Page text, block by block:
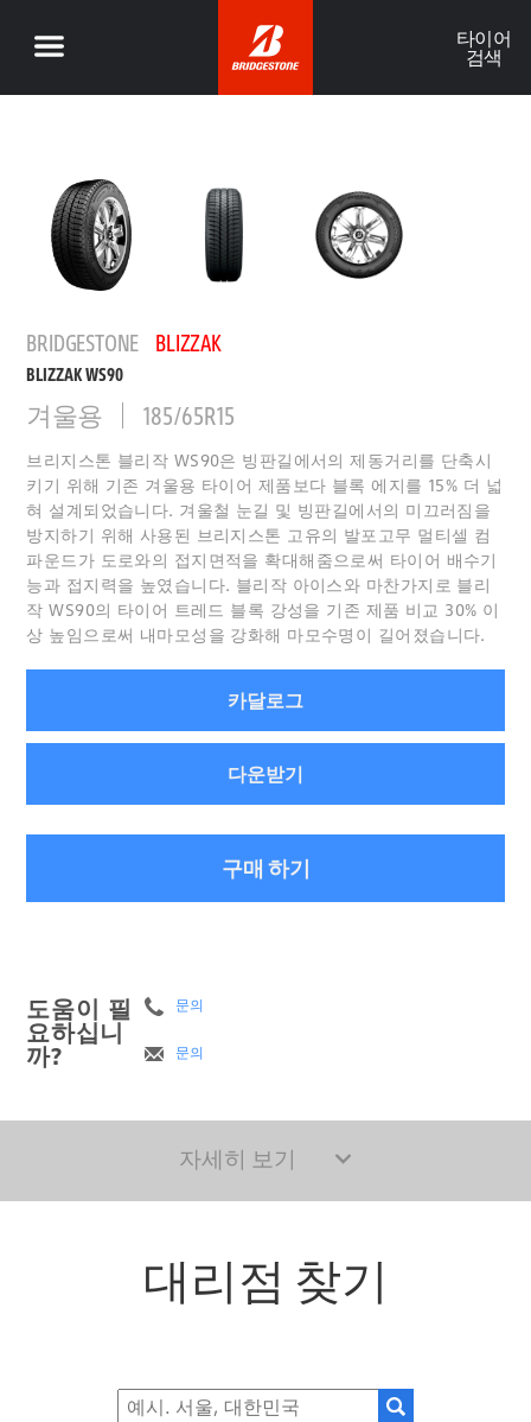
타이어
검색
BRIDGESTONE BLIZZAK
BLIZZAK WS90
겨울용 185/65R15
브리지스톤 블리작 WS90은 빙판길에서의 제동거리를 단축시
키기 위해 기존 겨울용 타이어 제품보다 블록 에지를 15% 더 넓
혀 설계되었습니다. 겨울철 눈길 및 빙판길에서의 미끄러짐을
방지하기 위해 사용된 브리지스톤 고유의 발포고무 멀티셀 컴
파운드가 도로와의 접지면적을 확대해줌으로써 타이어 배수기
능과 접지력을 높였습니다. 블리작 아이스와 마찬가지로 블리
작 WS90의 타이어 트레드 블록 강성을 기존 제품 비교 30% 이
상 높임으로써 내마모성을 강화해 마모수명이 길어졌습니다.
카달로그
다운받기
구매 하기
도움이 필
요하십니
까?
문의
문의
자세히 보기
대리점 찾기